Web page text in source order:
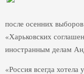
после осенних
«Харьковских
иностранным делам
«Россия всегда